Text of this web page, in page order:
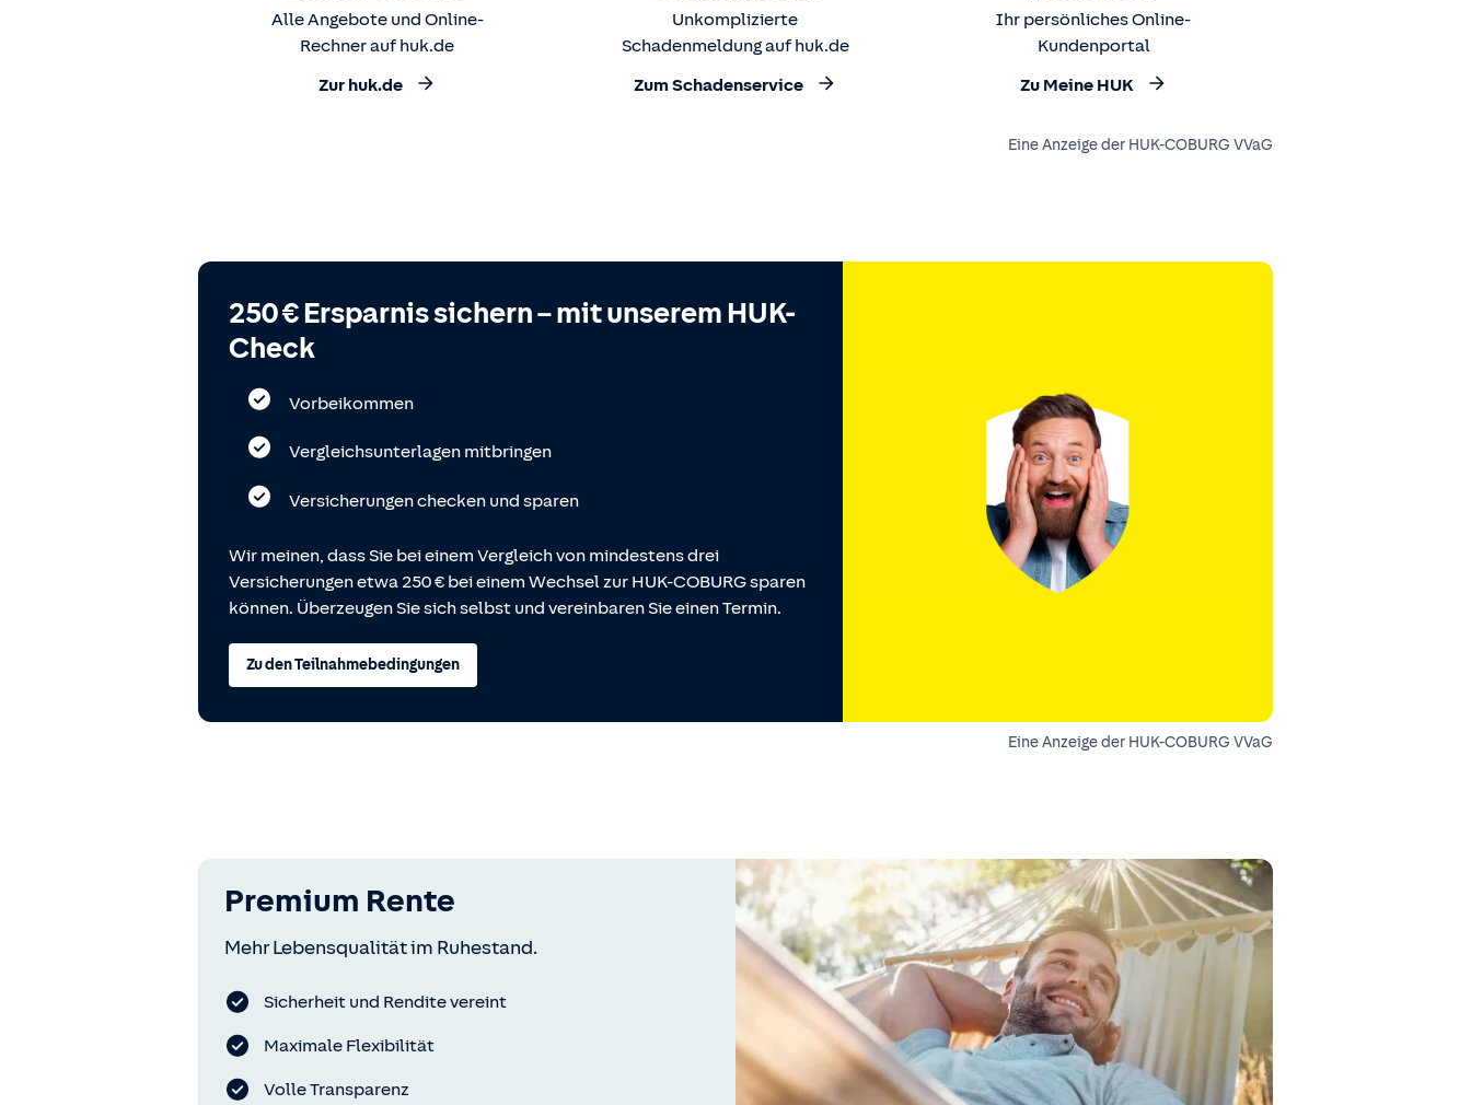
Alle Angebote und Online-
Rechner auf huk.de
Zur huk.de
Unkomplizierte
Schadenmeldung auf huk.de
Zum Schadenservice
Ihr persönliches Online-
Kundenportal
Zu Meine HUK
Eine Anzeige der HUK-COBURG VVaG
250 € Ersparnis sichern – mit unserem HUK-
Check
Vorbeikommen
Vergleichsunterlagen mitbringen
Versicherungen checken und sparen
Wir meinen, dass Sie bei einem Vergleich von mindestens drei
Versicherungen etwa 250 € bei einem Wechsel zur HUK-COBURG sparen
können. Überzeugen Sie sich selbst und vereinbaren Sie einen Termin.
Zu den Teilnahmebedingungen
Eine Anzeige der HUK-COBURG VVaG
Premium Rente
Mehr Lebensqualität im Ruhestand.
Sicherheit und Rendite vereint
Maximale Flexibilität
Volle Transparenz